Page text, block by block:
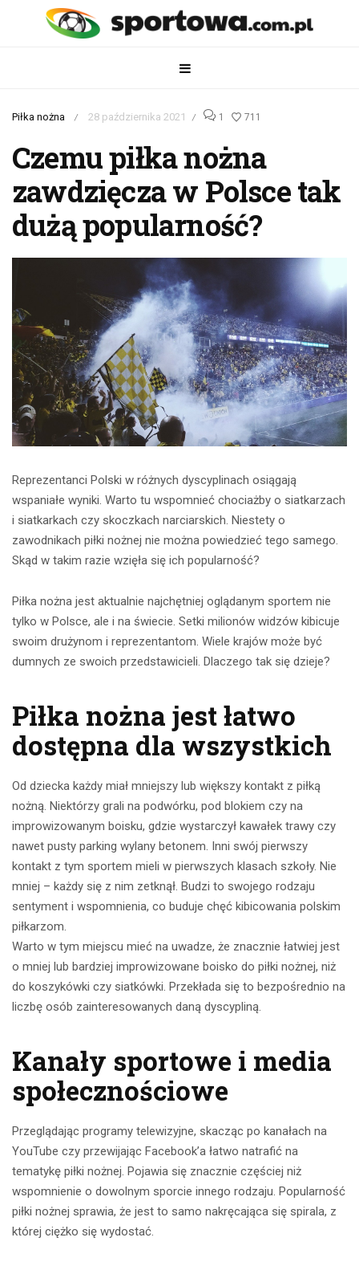
Piłka nożna / 28 października 2021 / 1 711
Czemu piłka nożna
zawdzięcza w Polsce tak
dużą popularność?
Reprezentanci Polski w różnych dyscyplinach osiągają
wspaniałe wyniki. Warto tu wspomnieć chociażby o siatkarzach
i siatkarkach czy skoczkach narciarskich. Niestety o
zawodnikach piłki nożnej nie można powiedzieć tego samego.
Skąd w takim razie wzięła się ich popularność?
Piłka nożna jest aktualnie najchętniej oglądanym sportem nie
tylko w Polsce, ale i na świecie. Setki milionów widzów kibicuje
swoim drużynom i reprezentantom. Wiele krajów może być
dumnych ze swoich przedstawicieli. Dlaczego tak się dzieje?
Piłka nożna jest łatwo
dostępna dla wszystkich
Od dziecka każdy miał mniejszy lub większy kontakt z piłką
nożną. Niektórzy grali na podwórku, pod blokiem czy na
improwizowanym boisku, gdzie wystarczył kawałek trawy czy
nawet pusty parking wylany betonem. Inni swój pierwszy
kontakt z tym sportem mieli w pierwszych klasach szkoły. Nie
mniej – każdy się z nim zetknął. Budzi to swojego rodzaju
sentyment i wspomnienia, co buduje chęć kibicowania polskim
piłkarzom.
Warto w tym miejscu mieć na uwadze, że znacznie łatwiej jest
o mniej lub bardziej improwizowane boisko do piłki nożnej, niż
do koszykówki czy siatkówki. Przekłada się to bezpośrednio na
liczbę osób zainteresowanych daną dyscypliną.
Kanały sportowe i media
społecznościowe
Przeglądając programy telewizyjne, skacząc po kanałach na
YouTube czy przewijając Facebook’a łatwo natrafić na
tematykę piłki nożnej. Pojawia się znacznie częściej niż
wspomnienie o dowolnym sporcie innego rodzaju. Popularność
piłki nożnej sprawia, że jest to samo nakręcająca się spirala, z
której ciężko się wydostać.